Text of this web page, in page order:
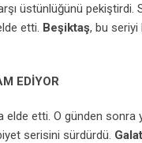
üstünlüğünü pekiştirdi.
etti. Beşiktaş, bu
EDİYOR
elde etti. O günden sonra
serisini sürdürdü.